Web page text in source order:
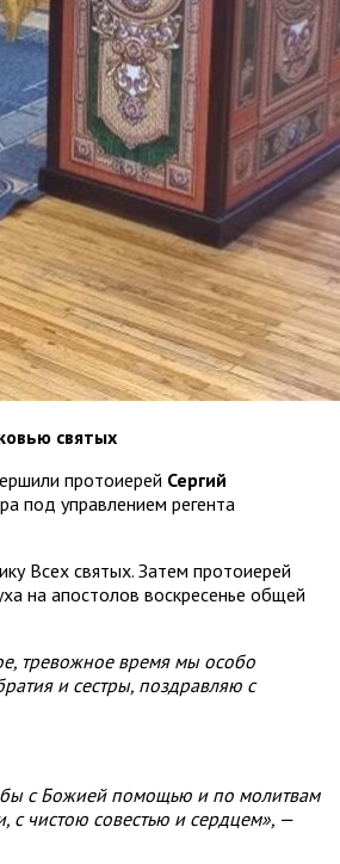
святых
протоиерей Сергий
под управлением регента
Всех святых. Затем протоиерей
на апостолов воскресенье общей
тревожное время мы особо
и сестры, поздравляю с
с Божией помощью и по молитвам
с чистою совестью и сердцем», —